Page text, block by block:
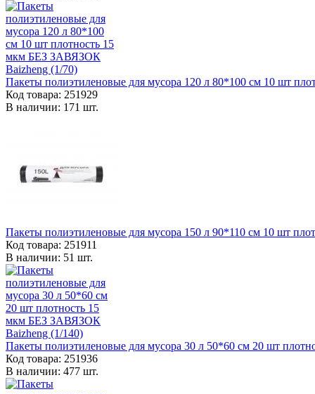
Пакеты полиэтиленовые для мусора 120 л 80*100 см 10 шт
Код товара: 251929
В наличии: 171 шт.
Пакеты полиэтиленовые для мусора 150 л 90*110 см 10 шт
Код товара: 251911
В наличии: 51 шт.
Пакеты полиэтиленовые для мусора 30 л 50*60 см 20 шт
Код товара: 251936
В наличии: 477 шт.